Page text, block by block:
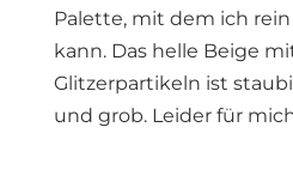
Palette, mit dem ich
kann. Das helle Beige
Glitzerpartikeln ist
und grob. Leider für